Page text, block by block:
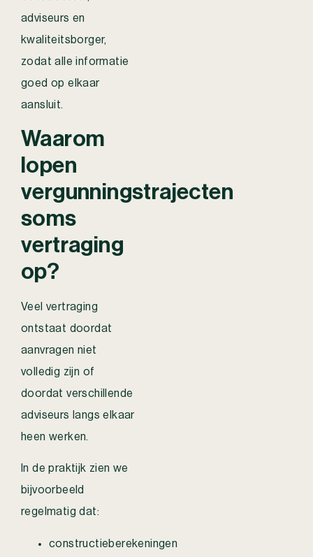
adviseurs en
kwaliteitsborger,
zodat alle informatie
goed op elkaar
aansluit.
Waarom
lopen
vergunningstrajecten
soms
vertraging
op?
Veel vertraging
ontstaat doordat
aanvragen niet
volledig zijn of
doordat verschillende
adviseurs langs elkaar
heen werken.
In de praktijk zien we
bijvoorbeeld
regelmatig dat:
constructieberekeningen